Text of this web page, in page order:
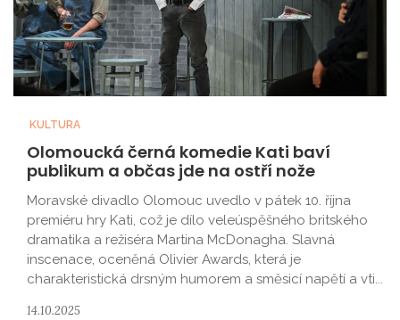
KULTURA
Olomoucká černá komedie Kati baví
publikum a občas jde na ostří nože
Moravské divadlo Olomouc uvedlo v pátek 10. října
premiéru hry Kati, což je dílo veleúspěšného britského
dramatika a režiséra Martina McDonagha. Slavná
inscenace, oceněná Olivier Awards, která je
charakteristická drsným humorem a směsicí napětí a vti...
14.10.2025